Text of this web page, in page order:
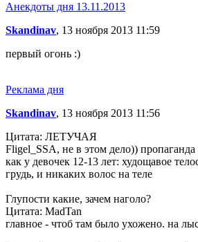
Анекдоты дня 13.11.2013
Skandinav, 13 ноября 2013 11:59
первый огонь :)
Реклама дня
Skandinav, 13 ноября 2013 11:56
Цитата: ЛЕТУЧАЯ
Fligel_SSA, не в этом дело))
как у девочек 12-13 лет: худощавое
грудь, и никаких волос на теле
Глупости какие, зачем наголо?
Цитата: MadTan
главное - чтоб там было ухожено. на